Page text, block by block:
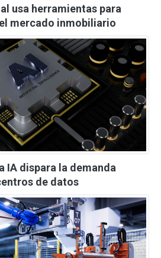
usa herramientas para
mercado inmobiliario
IA dispara la demanda
de datos